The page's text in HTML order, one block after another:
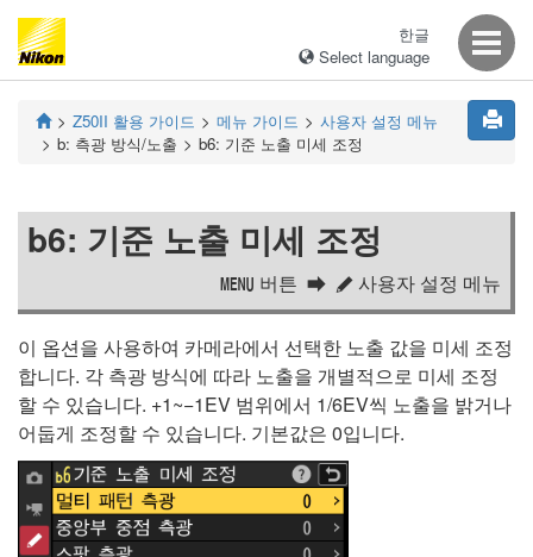
한글
Select language
Z50II 활용 가이드 메뉴 가이드
사용자 설정 메뉴
b: 측광 방식/노출 b6: 기준 노출 미세 조정
b6: 기준 노출 미세 조정
G 버튼 A 사용자 설정 메뉴
이 옵션을 사용하여 카메라에서 선택한 노출 값을 미세 조정
합니다. 각 측광 방식에 따라 노출을 개별적으로 미세 조정
할 수 있습니다. +1~−1EV 범위에서 1/6EV씩 노출을 밝거나
어둡게 조정할 수 있습니다. 기본값은 0입니다.